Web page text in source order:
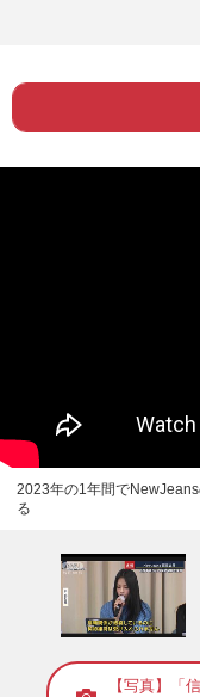
Page 1 ー
2023年の1年間で
る
【写真】「